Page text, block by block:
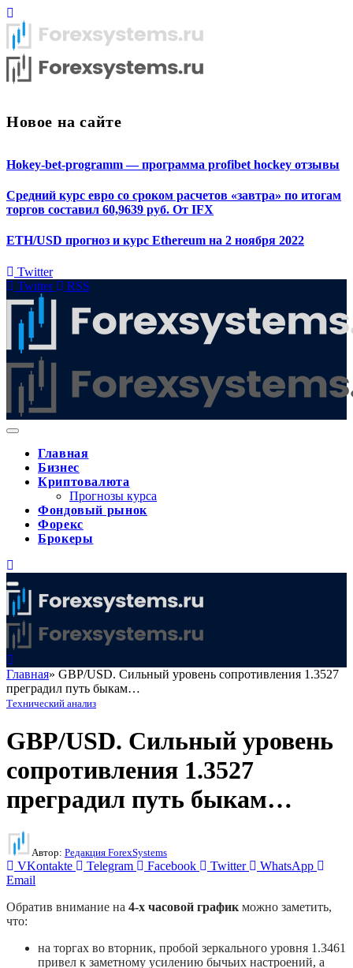
Новое на сайте
Hokey-bet-programm — программа profibet hockey отзывы
Средний курс евро со сроком расчетов «завтра» по итогам
торгов составил 60,9639 руб. От IFX
ETH/USD прогноз и курс Ethereum на 2 ноября 2022
Twitter
Twitter
RSS
Главная
Бизнес
Криптовалюта
Прогнозы курса
Фондовый рынок
Форекс
Брокеры
Главная» GBP/USD. Сильный уровень сопротивления 1.3527
преградил путь быкам…
Технический анализ
GBP/USD. Сильный уровень
сопротивления 1.3527
преградил путь быкам…
Автор: Редакция ForexSystems
VKontakte Telegram Facebook Twitter
WhatsApp
Email
Обратив внимание на 4-х часовой график можно заметить,
что:
на торгах во вторник, пробой зеркального уровня 1.3461
привел к заметному усилению бычьих настроений, а